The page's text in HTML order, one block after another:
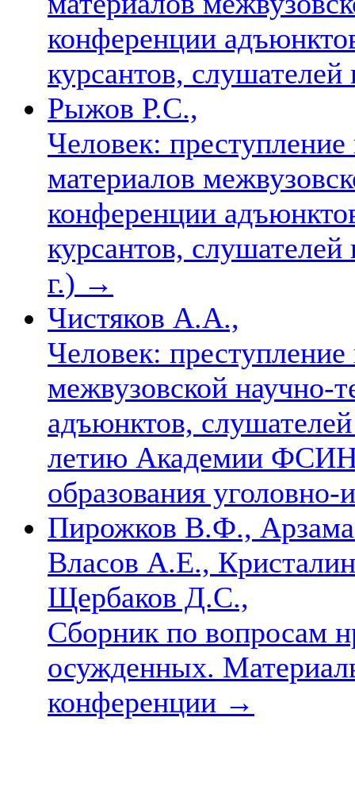
конференции
курсантов, слушателей
Рыжов Р.С.,
Человек:
материалов
конференции
курсантов,
г.) →
Чистяков А.А.,
Человек:
межвузовской научно-
адъюнктов,
летию Академии
образования
Пирожков В.Ф.,
Власов А.Е.,
Щербаков Д.С.,
Сборник по вопросам
осужденных.
конференции →